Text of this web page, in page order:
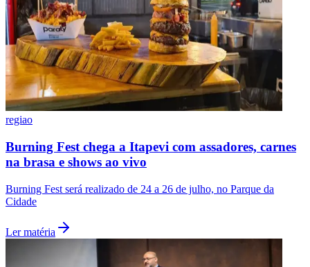
regiao
Burning Fest chega a Itapevi com assadores, carnes
na brasa e shows ao vivo
Burning Fest será realizado de 24 a 26 de julho, no Parque da
Cidade
Ler matéria